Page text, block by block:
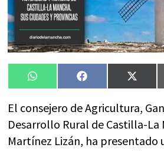
Compartir
en
WhatsAppCompartir
en
Facebook
en
X
El consejero de Agricultura,
Desarrollo Rural de Castilla-La
Martínez Lizán, ha presentado